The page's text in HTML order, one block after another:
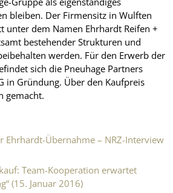
bleiben. Der Firmensitz in Wulften
unter dem Namen Ehrhardt Reifen +
bestehender Strukturen und
werden. Für den Erwerb der
sich die Pneuhage Partners
in Gründung. Über den Kaufpreis
gemacht.
Ehrhardt-Übernahme – NRZ-Interview
Team-Kooperation erwartet
(15. Januar 2016)